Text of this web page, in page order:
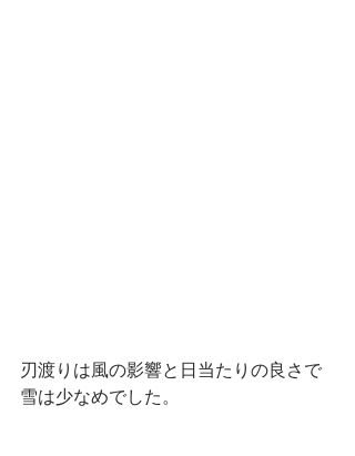
刃渡りは風の影響と日当たりの良さで
雪は少なめでした。